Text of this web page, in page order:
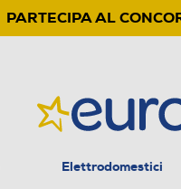
PARTECIPA AL
Elettrodomestici